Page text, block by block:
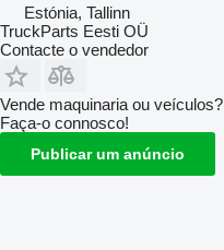
Estónia, Tallinn
TruckParts Eesti OÜ
Contacte o vendedor
Vende maquinaria ou veículos?
Faça-o connosco!
Publicar um anúncio